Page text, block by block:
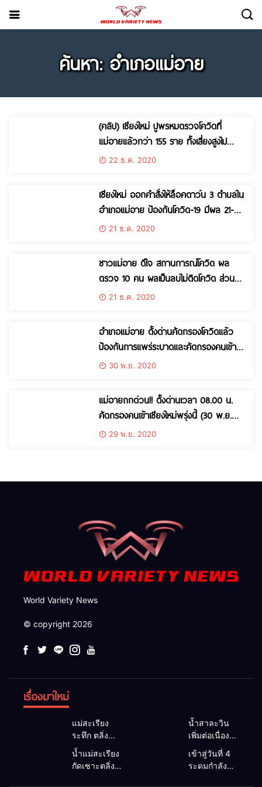
ค้นหา: อำเภอแม่อาย
(คลิป) เชียงใหม่ ปูพรหมตรวจโควิดที่
แม่อายแล้วกว่า 155 ราย ทั้งเสี่ยงสูงไป
จนถึงผู้อยู่ในพื้นที่
22 ธ.ค. 2020
เชียงใหม่ ออกคำสั่งให้ล็อคดาว์น 3 ตำบลใน
อำเภอแม่อาย ป้องกันโควิด-19 มีผล 21-23
ธ.ค.นี้21 ธ.ค. 2020
ชาวแม่อาย ดีใจ สถานการณ์โควิด ผล
ตรวจ 10 คน ผลเป็นลบไม่ติดโควิด ส่วนครู
2 คนอยู่พื้นที่ฝางรอผลตรวจ
21 ธ.ค. 2020
อำเภอแม่อาย ตั้งด่านคัดกรองโควิดแล้ว
ป้องกันการแพร่ระบาดและคัดกรองคนเข้า
พื้นที่เชียงใหม่
30 พ.ย. 2020
แม่อายถกด่วน!! ตั้งด่านเวลา 08.00 น.
คัดกรองคนเข้าเชียงใหม่พรุ่งนี้ (30 พ.ย.
63)29 พ.ย. 2020
World Variety News
© copyright 2026
เรื่องมาใหม่
แม่สะเรียง
ระทึก ตลิ่ง
แม่น้ำพังลึก 5
เมตร กว้าง
30 เมตร
กระทบบ้าน
น้ำสาละวิน
เพิ่มต่อเนื่อง
อบต.แม่สาม
แลบเตือนชาว
ริมน้ำยกของ
ขึ้นที่สูง หวั่น
น้ำแม่สะเรียง
กัดเซาะตลิ่ง
เข้าสู่วันที่ 4
ระดมกำลังทุก